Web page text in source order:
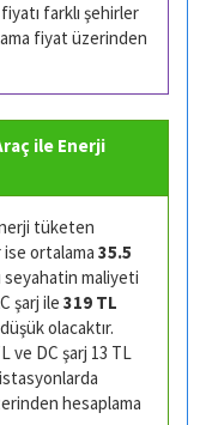
fiyatı farklı şehirler
fiyat üzerinden
ile Enerji
tüketen
ise ortalama 35.5
seyahatin maliyeti
şarj ile 319 TL
olacaktır.
ve DC şarj 13 TL
istasyonlarda
hesaplama